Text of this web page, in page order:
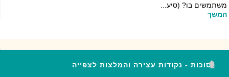
משתמשים בו? (סיע...
המשך
סוכות - נקודות עצירה והמלצות לצפייה